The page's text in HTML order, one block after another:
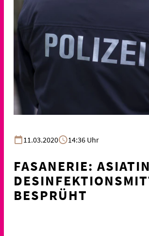
11.03.2020
14:36 Uhr
FASANERIE:
BESPRÜHT